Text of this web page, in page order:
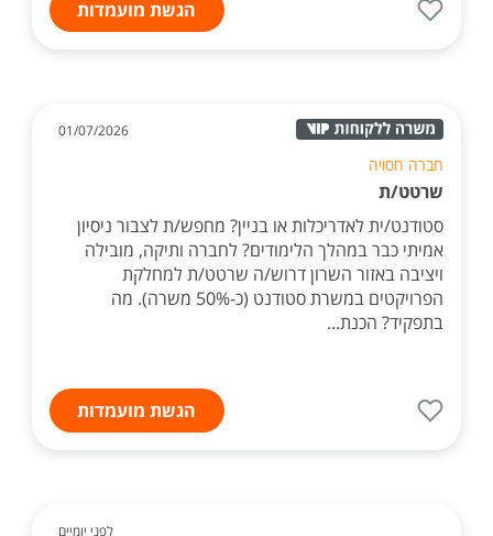
הגשת מועמדות
01/07/2026
חברה חסויה
שרטט/ת
סטודנט/ית לאדריכלות או בניין? מחפש/ת לצבור ניסיון
אמיתי כבר במהלך הלימודים? לחברה ותיקה, מובילה
ויציבה באזור השרון דרוש/ה שרטט/ת למחלקת
הפרויקטים במשרת סטודנט (כ-50% משרה). מה
בתפקיד? הכנת...
הגשת מועמדות
לפני יומיים